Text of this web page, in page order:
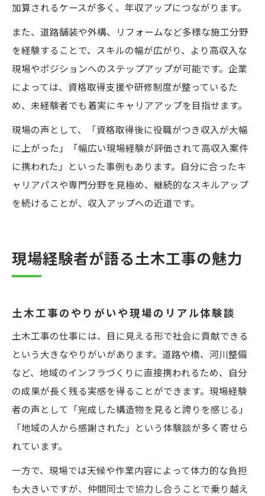
加算されるケースが多く、年収アップにつながります。
また、道路舗装や外構、リフォームなど多様な施工分野
を経験することで、スキルの幅が広がり、より高収入な
現場やポジションへのステップアップが可能です。企業
によっては、資格取得支援や研修制度が整っているた
め、未経験者でも着実にキャリアアップを目指せます。
現場の声として、「資格取得後に役職がつき収入が大幅
に上がった」「幅広い現場経験が評価されて高収入案件
に携われた」といった事例もあります。自分に合ったキ
ャリアパスや専門分野を見極め、継続的なスキルアップ
を続けることが、収入アップへの近道です。
現場経験者が語る土木工事の魅力
土木工事のやりがいや現場のリアル体験談
土木工事の仕事には、目に見える形で社会に貢献できる
という大きなやりがいがあります。道路や橋、河川整備
など、地域のインフラづくりに直接携われるため、自分
の成果が長く残る実感を得ることができます。現場経験
者の声として「完成した構造物を見ると誇りを感じる」
「地域の人から感謝された」という体験談が多く寄せら
れています。
一方で、現場では天候や作業内容によって体力的な負担
も大きいですが、仲間同士で協力し合うことで乗り越え